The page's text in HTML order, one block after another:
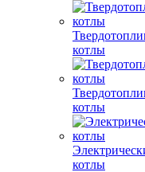
котлы
котлы
котлы